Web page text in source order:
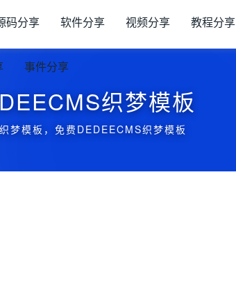
码分享 软件分享 视频分享 教程分享
事件分享
织梦模板
梦模板，免费DEDEECMS织梦模板